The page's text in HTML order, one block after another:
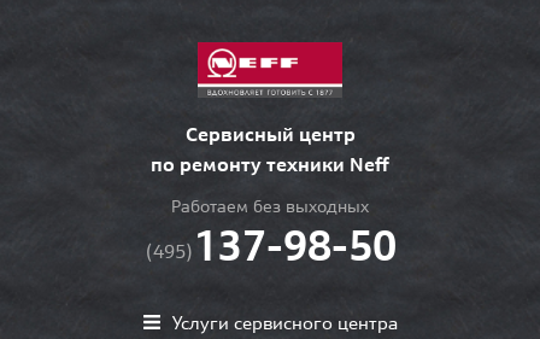
Сервисный центр
по ремонту техники Neff
Работаем без выходных
(495) 137-98-50
Услуги сервисного центра